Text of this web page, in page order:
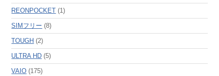
REONPOCKET (1)
SIMフリー (8)
TOUGH (2)
ULTRA HD (5)
VAIO (175)